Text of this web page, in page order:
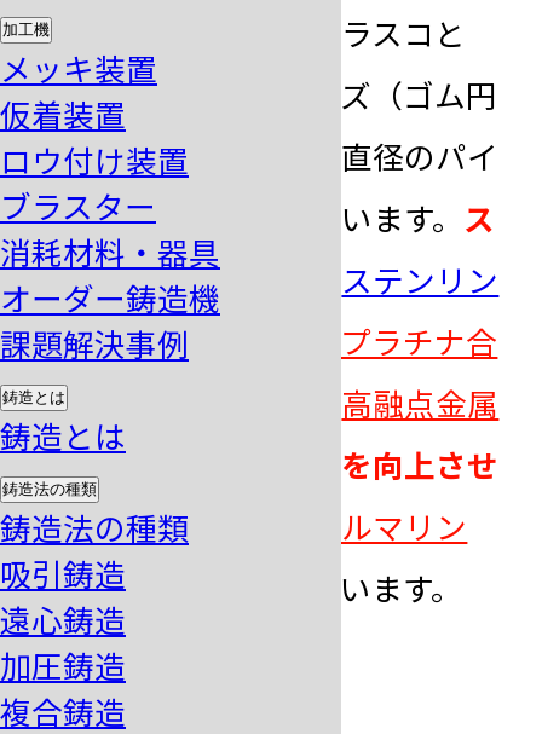
加工機
メッキ装置
仮着装置
ロウ付け装置
ブラスター
消耗材料・器具
オーダー鋳造機
課題解決事例
鋳造とは
鋳造とは
鋳造法の種類
鋳造法の種類
吸引鋳造
遠心鋳造
加圧鋳造
複合鋳造
埋没作業で使用するフラスコと
は、ゴム円錐台のサイズ（ゴム円
錐台内輪直径）と同じ直径のパイ
プ状の器具のことを言います。 ス
テンレス製（商品名： ステンリン
グ）が一般的ですが、 プラチナ合
金や
高融点金属
の鋳造用には、
耐熱性を向上させ
たタイプ（商品名：
アルマリン
グ）の使用を推奨しています。
埋没材の種類